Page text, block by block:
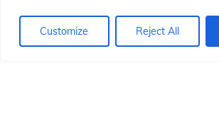
Customize Reject All